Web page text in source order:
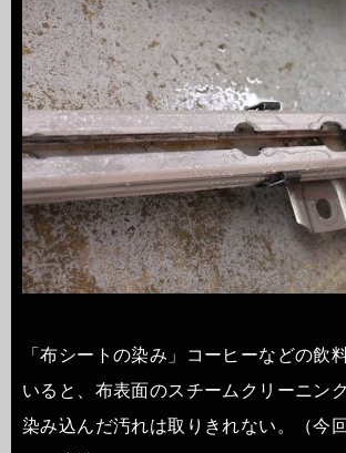
「布シートの染み」コーヒーなどの飲
いると、布表面のスチームクリーニン
染み込んだ汚れは取りきれない。（今